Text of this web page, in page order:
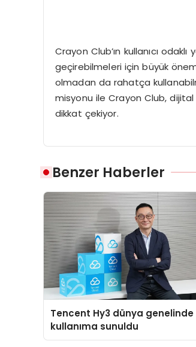
Crayon Club’ın kullanıcı
geçirebilmeleri için büyük
olmadan da rahatça
misyonu ile Crayon Club,
dikkat çekiyor.
Benzer Haberler
Tencent Hy3 dünya genelinde
kullanıma sunuldu